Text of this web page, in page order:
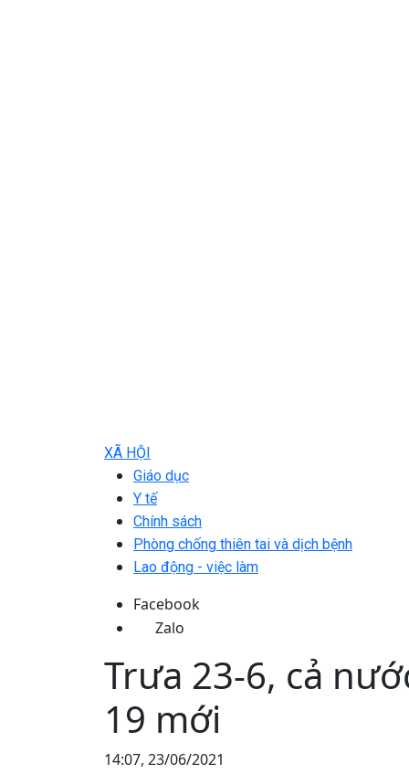
XÃ HỘI
Giáo dục
Y tế
Chính sách
Phòng chống thiên tai và dịch bệnh
Lao động - việc làm
Facebook
Zalo
Trưa 23-6, cả
19 mới
14:07, 23/06/2021